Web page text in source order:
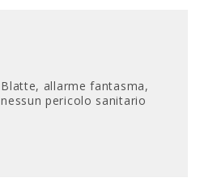
Blatte, allarme fantasma,
nessun pericolo sanitario